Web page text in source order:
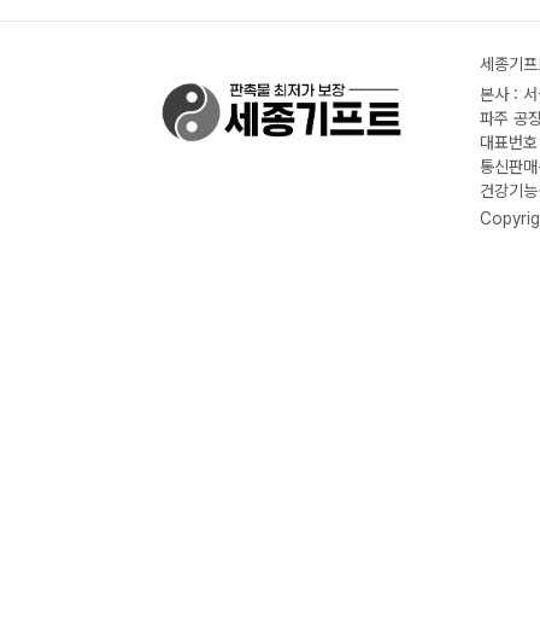
세종기
본사 :
파주 공
대표번
통신판
건강기